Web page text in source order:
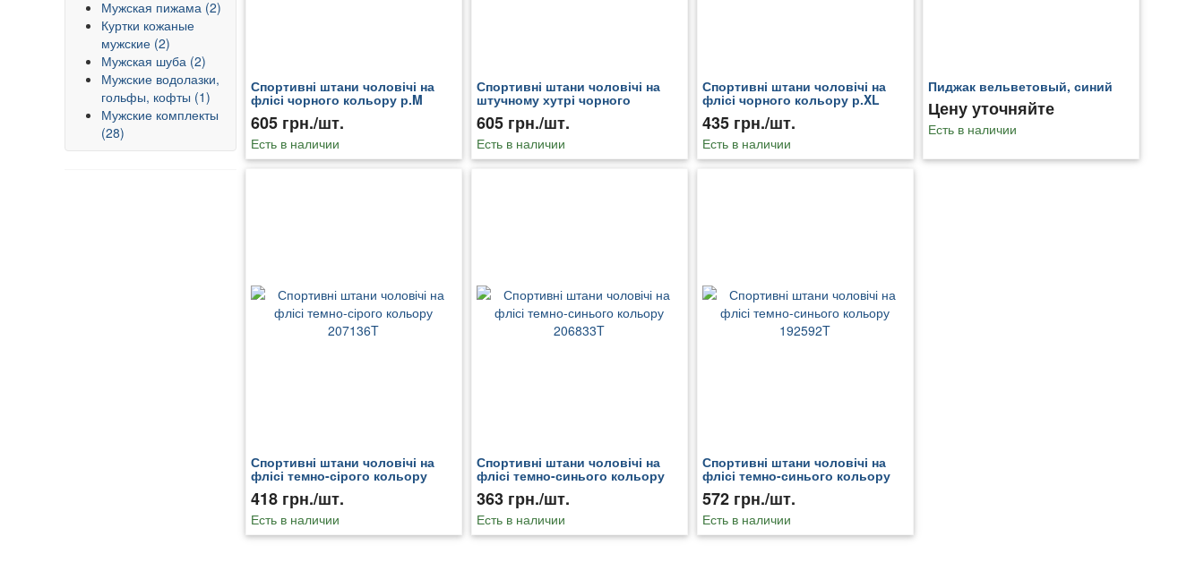
Мужская пижама (2)
Куртки кожаные
мужские (2)
Мужская шуба (2)
Мужские водолазки,
гольфы, кофты (1)
Мужские комплекты
(28)
Спортивні штани чоловічі на
флісі чорного кольору р.M
196153T
605 грн./шт.
Есть в наличии
Спортивні штани чоловічі на
штучному хутрі чорного
кольору 196151T
605 грн./шт.
Есть в наличии
Спортивні штани чоловічі на
флісі чорного кольору р.XL
207135T
435 грн./шт.
Есть в наличии
Пиджак вельветовый, синий
Цену уточняйте
Есть в наличии
Спортивні штани чоловічі на
флісі темно-сірого кольору
207136T
418 грн./шт.
Есть в наличии
Спортивні штани чоловічі на
флісі темно-синього кольору
206833T
363 грн./шт.
Есть в наличии
Спортивні штани чоловічі на
флісі темно-синього кольору
192592T
572 грн./шт.
Есть в наличии